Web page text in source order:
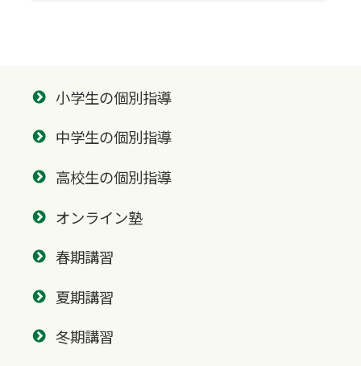
小学生の個別指導
中学生の個別指導
高校生の個別指導
オンライン塾
春期講習
夏期講習
冬期講習